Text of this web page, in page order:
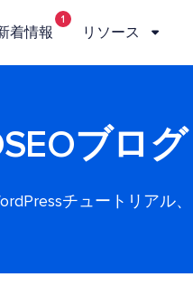
着情報
1
リソース
ブログ
チュートリアル